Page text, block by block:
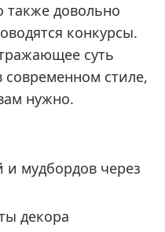
также довольно
конкурсы.
суть
стиле,
нужно.
и мудбордов через
декора